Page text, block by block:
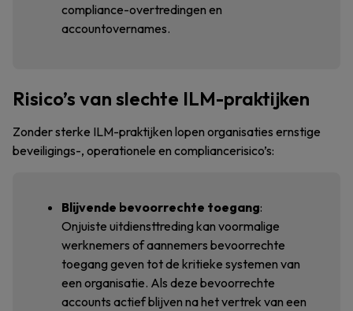
compliance-overtredingen en
accountovernames.
Risico’s van slechte ILM-praktijken
Zonder sterke ILM-praktijken lopen organisaties ernstige
beveiligings-, operationele en compliancerisico’s:
Blijvende bevoorrechte toegang:
Onjuiste uitdiensttreding kan voormalige
werknemers of aannemers bevoorrechte
toegang geven tot de kritieke systemen van
een organisatie. Als deze bevoorrechte
accounts actief blijven na het vertrek van een